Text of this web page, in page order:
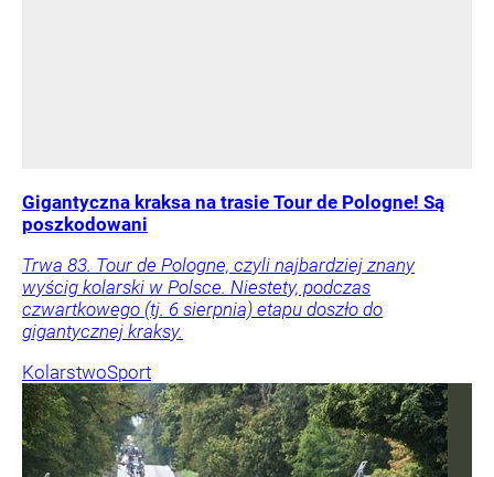
Gigantyczna kraksa na trasie Tour de Pologne! Są
poszkodowani
Trwa 83. Tour de Pologne, czyli najbardziej znany
wyścig kolarski w Polsce. Niestety, podczas
czwartkowego (tj. 6 sierpnia) etapu doszło do
gigantycznej kraksy.
KolarstwoSport